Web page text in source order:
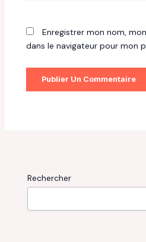
Enregistrer mon nom,
dans le navigateur pour mon
Rechercher